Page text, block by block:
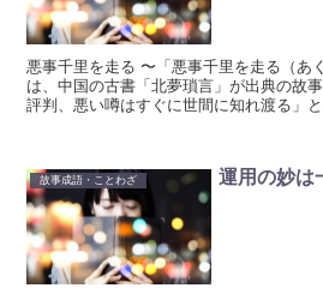
悪事千里を走る 〜「悪事千里を走る（あ
は、中国の古書「北夢瑣言」が出典の故
評判、悪い噂はすぐに世間に知れ渡る」と
故事成語・ことわざ 運用の妙は